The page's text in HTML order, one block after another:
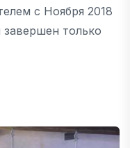
с Ноября 2018
только